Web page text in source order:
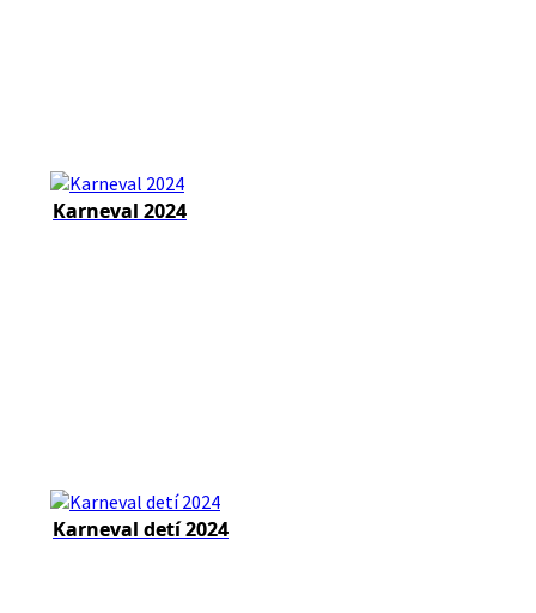
Karneval 2024
Karneval detí 2024